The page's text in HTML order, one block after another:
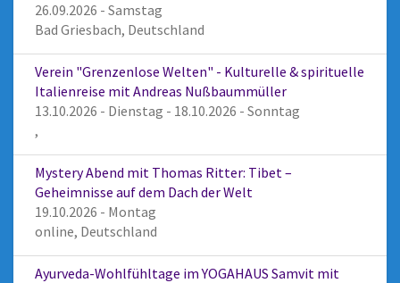
26.09.2026 - Samstag
Bad Griesbach, Deutschland
Verein "Grenzenlose Welten" - Kulturelle & spirituelle
Italienreise mit Andreas Nußbaummüller
13.10.2026 - Dienstag - 18.10.2026 - Sonntag
,
Mystery Abend mit Thomas Ritter: Tibet –
Geheimnisse auf dem Dach der Welt
19.10.2026 - Montag
online, Deutschland
Ayurveda-Wohlfühltage im YOGAHAUS Samvit mit